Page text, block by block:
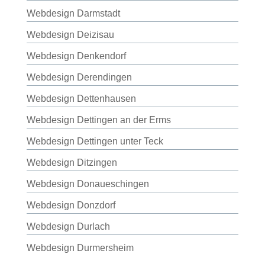
Webdesign Darmstadt
Webdesign Deizisau
Webdesign Denkendorf
Webdesign Derendingen
Webdesign Dettenhausen
Webdesign Dettingen an der Erms
Webdesign Dettingen unter Teck
Webdesign Ditzingen
Webdesign Donaueschingen
Webdesign Donzdorf
Webdesign Durlach
Webdesign Durmersheim